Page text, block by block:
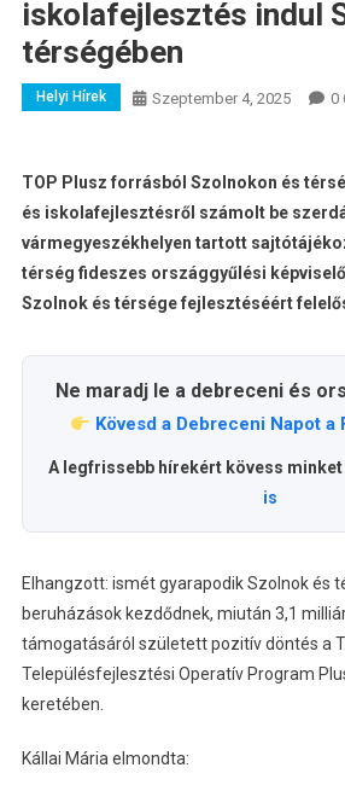
iskolafejlesztés indul
térségében
Helyi Hírek Szeptember 4, 2025 0
TOP Plusz forrásból Szolnokon és
és iskolafejlesztésről számolt be
vármegyeszékhelyen tartott
térség fideszes országgyűlési
Szolnok és térsége fejlesztéséért
Ne maradj le a debreceni és
Kövesd a Debreceni Napot a
A legfrissebb hírekért kövess minket
is
Elhangzott: ismét gyarapodik Szolnok és
beruházások kezdődnek, miután 3,1
támogatásáról született pozitív döntés a
Településfejlesztési Operatív Program
keretében.
Kállai Mária elmondta: